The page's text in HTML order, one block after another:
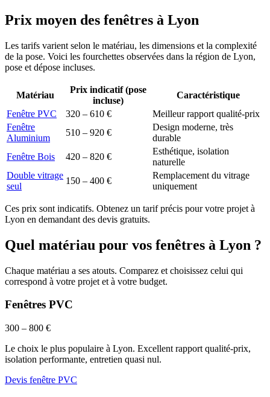
Prix moyen des fenêtres à Lyon
Les tarifs varient selon le matériau, les dimensions et la complexité
de la pose. Voici les fourchettes observées dans la région de Lyon,
pose et dépose incluses.
Matériau
Prix indicatif (pose
incluse)
Caractéristique
Fenêtre PVC
320 – 610 €
Meilleur rapport qualité-prix
Fenêtre
Aluminium
510 – 920 €
Design moderne, très
durable
Fenêtre Bois
420 – 820 €
Esthétique, isolation
naturelle
Double vitrage
seul
150 – 400 €
Remplacement du vitrage
uniquement
Ces prix sont indicatifs. Obtenez un tarif précis pour votre projet à
Lyon en demandant des devis gratuits.
Quel matériau pour vos fenêtres à Lyon ?
Chaque matériau a ses atouts. Comparez et choisissez celui qui
correspond à votre projet et à votre budget.
Fenêtres PVC
300 – 800 €
Le choix le plus populaire à Lyon. Excellent rapport qualité-prix,
isolation performante, entretien quasi nul.
Devis fenêtre PVC